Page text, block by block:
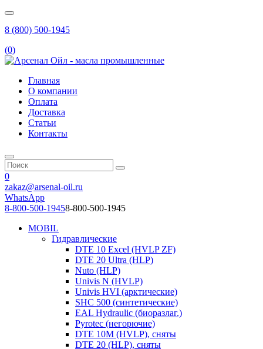
8 (800) 500-1945
(0)
Главная
О компании
Оплата
Доставка
Статьи
Контакты
0
zakaz@arsenal-oil.ru
WhatsApp
8-800-500-19458-800-500-1945
MOBIL
Гидравлические
DTE 10 Excel (HVLP ZF)
DTE 20 Ultra (HLP)
Nuto (HLP)
Univis N (HVLP)
Univis HVI (арктические)
SHC 500 (синтетические)
EAL Hydraulic (биоразлаг.)
Pyrotec (негорючие)
DTE 10M (HVLP), сняты
DTE 20 (HLP), сняты